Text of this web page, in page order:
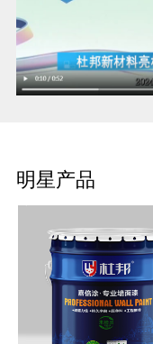
明星产品